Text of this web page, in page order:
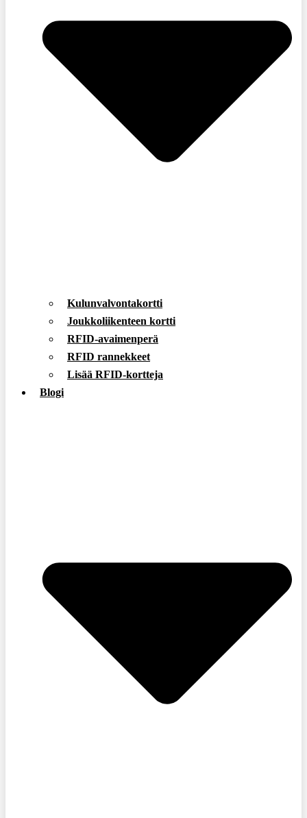
Kulunvalvontakortti
Joukkoliikenteen kortti
RFID-avaimenperä
RFID rannekkeet
Lisää RFID-kortteja
Blogi